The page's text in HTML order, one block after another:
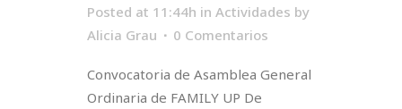
Posted at 11:44h in Actividades by
Alicia Grau
0 Comentarios
Convocatoria de Asamblea General
Ordinaria de FAMILY UP De